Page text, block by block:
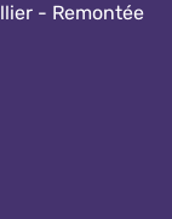
- Remontée